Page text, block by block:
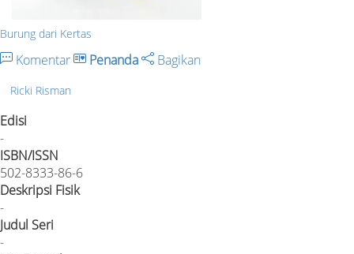
Burung dari Kertas
Komentar Penanda Bagikan
Ricki Risman
Edisi
-
ISBN/ISSN
502-8333-86-6
Deskripsi Fisik
-
Judul Seri
-